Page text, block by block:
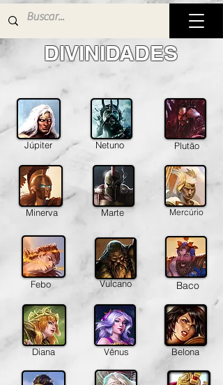
DIVINIDADES
Júpiter
Minerva
Febo
Diana
Netuno
Marte
Vulcano
Vênus
Plutão
Mercúrio
Baco
Belona